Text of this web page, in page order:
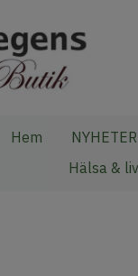
Hem NYHETER
Hälsa &